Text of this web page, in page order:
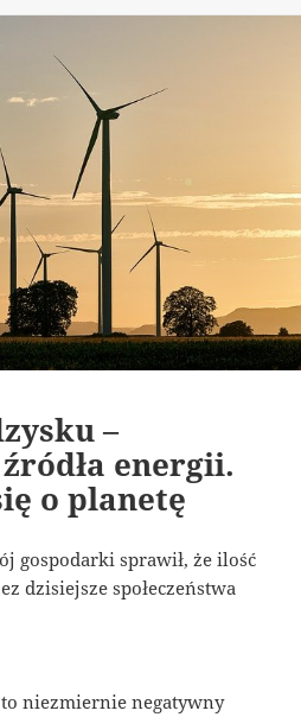
–
energii.
o planetę
gospodarki sprawił, że ilość
dzisiejsze społeczeństwa
niezmiernie negatywny